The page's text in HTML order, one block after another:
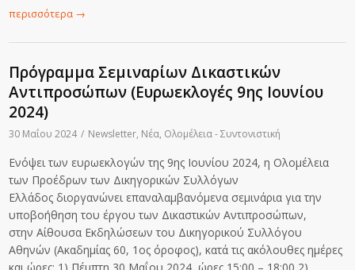
περισσότερα →
Πρόγραμμα Σεμιναρίων Δικαστικών
Αντιπροσώπων (Ευρωεκλογές 9ης Ιουνίου
2024)
30 Μαΐου 2024 / Newsletter, Νέα, Ολομέλεια - Συντονιστική
Ενόψει των ευρωεκλογών της 9ης Ιουνίου 2024, η Ολομέλεια
των Προέδρων των Δικηγορικών Συλλόγων
Ελλάδος διοργανώνει επαναλαμβανόμενα σεμινάρια για την
υποβοήθηση του έργου των Δικαστικών Αντιπροσώπων,
στην Αίθουσα Εκδηλώσεων του Δικηγορικού Συλλόγου
Αθηνών (Ακαδημίας 60, 1ος όροφος), κατά τις ακόλουθες ημέρες